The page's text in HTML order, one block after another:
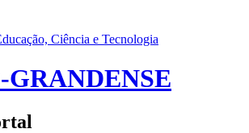
Ciência e Tecnologia